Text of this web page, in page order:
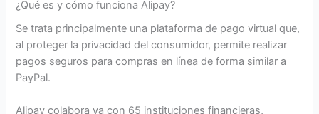
¿Qué es y cómo funciona Alipay?
Se trata principalmente una plataforma de pago virtual que,
al proteger la privacidad del consumidor, permite realizar
pagos seguros para compras en línea de forma similar a
PayPal.
Alipay colabora ya con 65 instituciones financieras,